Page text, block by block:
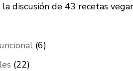
discusión de 43 recetas
(6)
(22)